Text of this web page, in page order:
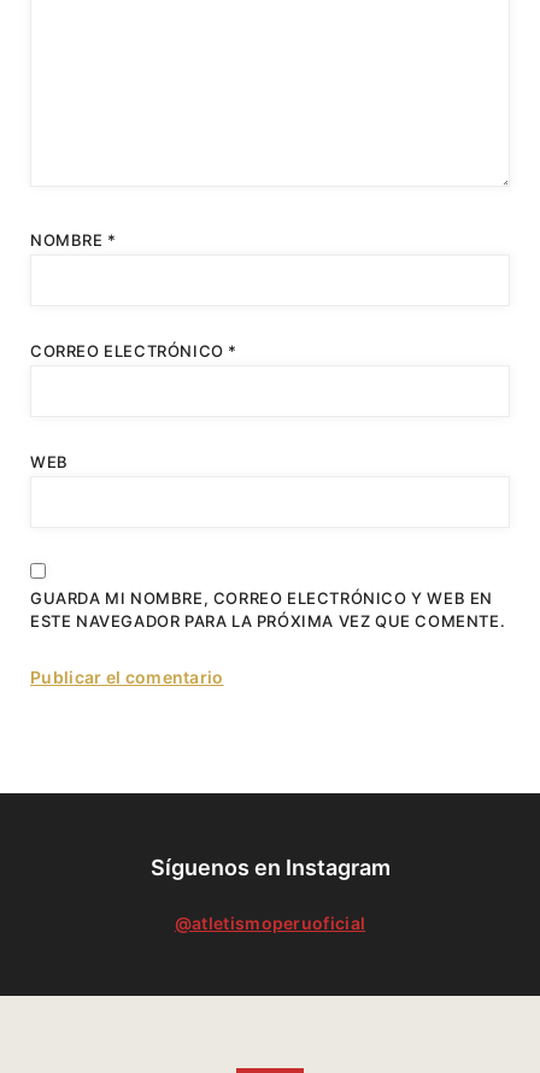
NOMBRE *
CORREO ELECTRÓNICO *
WEB
GUARDA MI NOMBRE, CORREO ELECTRÓNICO Y WEB EN
ESTE NAVEGADOR PARA LA PRÓXIMA VEZ QUE COMENTE.
Síguenos en Instagram
@atletismoperuoficial